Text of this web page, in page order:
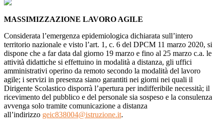
MASSIMIZZAZIONE LAVORO AGILE
Considerata l’emergenza epidemiologica dichiarata sull’intero
territorio nazionale e visto l’art. 1, c. 6 del DPCM 11 marzo 2020, si
dispone che a far data dal giorno 19 marzo e fino al 25 marzo c.a. le
attività didattiche si effettuino in modalità a distanza, gli uffici
amministrativi operino da remoto secondo la modalità del lavoro
agile; i servizi in presenza siano garantiti nei giorni nei quali il
Dirigente Scolastico disporrà l’apertura per indifferibile necessità; il
ricevimento del pubblico e del personale sia sospeso e la consulenza
avvenga solo tramite comunicazione a distanza
all’indirizzo geic838004@istruzione.it.